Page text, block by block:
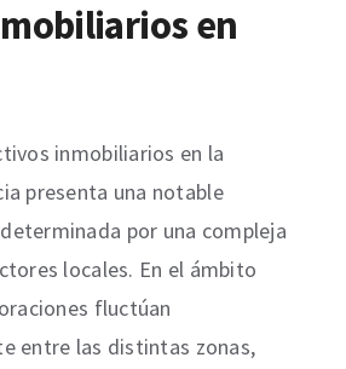
en
inmobiliarios en la
presenta una notable
por una compleja
locales. En el ámbito
fluctúan
entre las distintas zonas,